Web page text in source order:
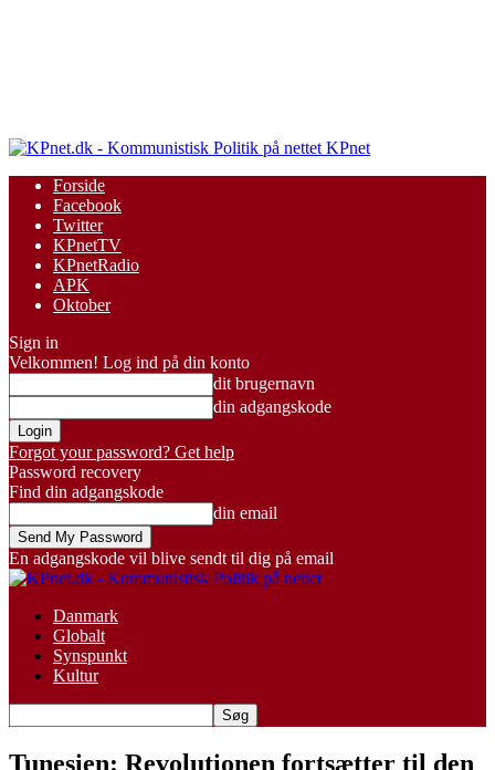
KPnet
Forside
Facebook
Twitter
KPnetTV
KPnetRadio
APK
Oktober
Sign in
Velkommen! Log ind på din konto
dit brugernavn
din adgangskode
Forgot your password? Get help
Password recovery
Find din adgangskode
din email
En adgangskode vil blive sendt til dig på email
Danmark
Globalt
Synspunkt
Kultur
Tunesien: Revolutionen fortsætter til den